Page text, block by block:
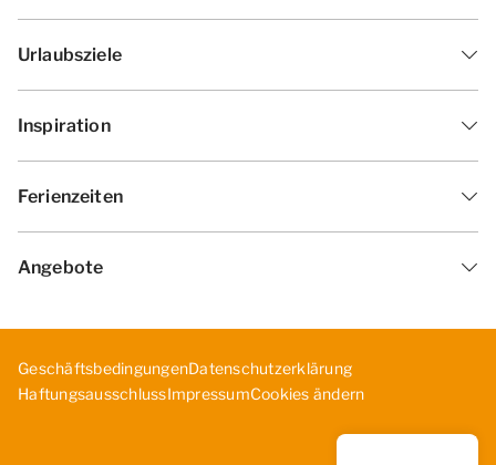
Urlaubsziele
Inspiration
Ferienzeiten
Angebote
GeschäftsbedingungenDatenschutzerklärung
Haf­tun­gsa­uss­chl­ussImpressumCookies ändern